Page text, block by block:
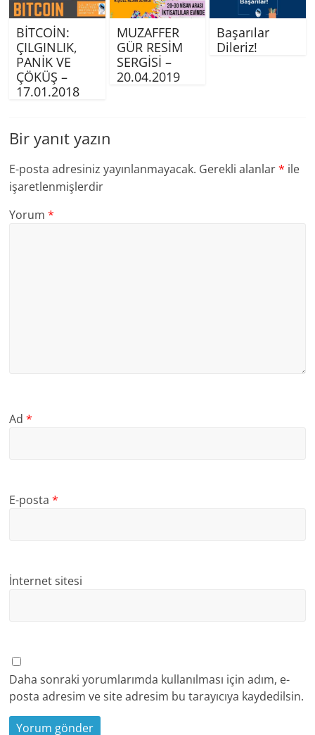
BİTCOİN:
ÇILGINLIK,
PANİK VE
ÇÖKÜŞ –
17.01.2018
MUZAFFER
GÜR RESİM
SERGİSİ –
20.04.2019
Başarılar
Dileriz!
Bir yanıt yazın
E-posta adresiniz yayınlanmayacak. Gerekli alanlar* ile
işaretlenmişlerdir
Yorum*
Ad*
E-posta*
İnternet sitesi
Daha sonraki yorumlarımda kullanılması için adım, e-
posta adresim ve site adresim bu tarayıcıya kaydedilsin.